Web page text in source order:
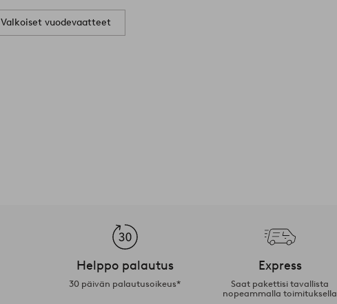
Valkoiset vuodevaatteet
Helppo palautus
30 päivän palautusoikeus*
Express
Saat pakettisi tavallista
nopeammalla toimituksella